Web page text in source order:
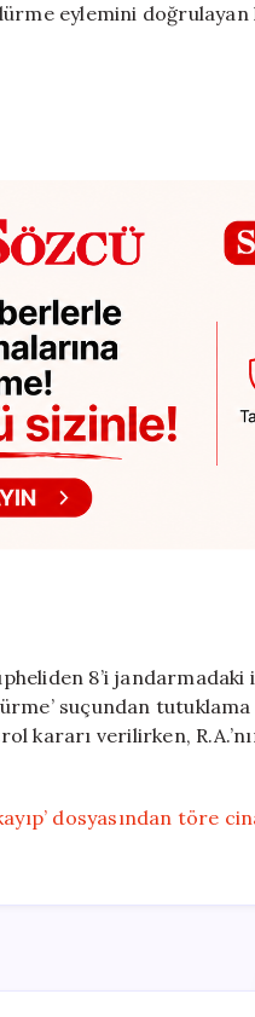
eylemini doğrulayan
8’i jandarmadaki
suçundan
kararı verilirken,
dosyasından töre